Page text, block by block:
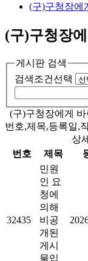
(구)구청장에
(구)구청장
게시판 검색
검색조건선택
(구)구청장에게
번호,제목,등록일,
상
번호
제목
32435
민원
인 요
청에
의해
비공
개된
게시
물입